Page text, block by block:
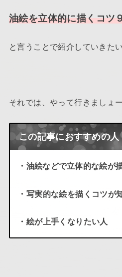
油絵を立体的に描くコツ
と言うことで紹介していきた
それでは、やって行きましょー
この記事におすすめの人
・油絵などで立体的な絵が
・写実的な絵を描くコツが
・絵が上手くなりたい人